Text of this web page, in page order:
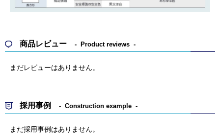
商品レビュー Product reviews
まだレビューはありません。
採用事例 Construction example
まだ採用事例はありません。